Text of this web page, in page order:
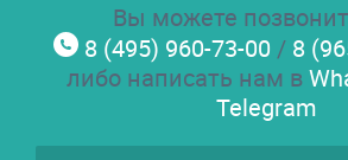
Вы можете
8 (495) 960-73-00 / 8
либо написать нам в
Telegram